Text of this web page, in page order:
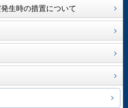
生時の措置について